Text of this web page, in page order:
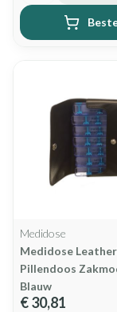
Medidose
Medidose
Pillendoos
Blauw
€ 30,81